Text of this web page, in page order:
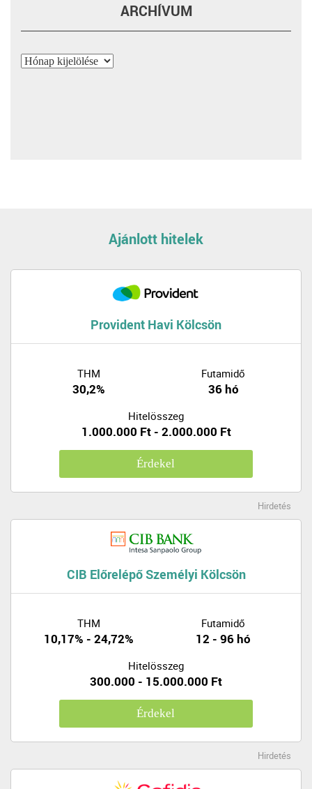
ARCHÍVUM
Archívum
Ajánlott hitelek
Provident Havi Kölcsön
THM
30,2%
Futamidő
36 hó
Hitelösszeg
1.000.000 Ft - 2.000.000 Ft
Érdekel
Hirdetés
CIB Előrelépő Személyi Kölcsön
THM
10,17% - 24,72%
Futamidő
12 - 96 hó
Hitelösszeg
300.000 - 15.000.000 Ft
Érdekel
Hirdetés